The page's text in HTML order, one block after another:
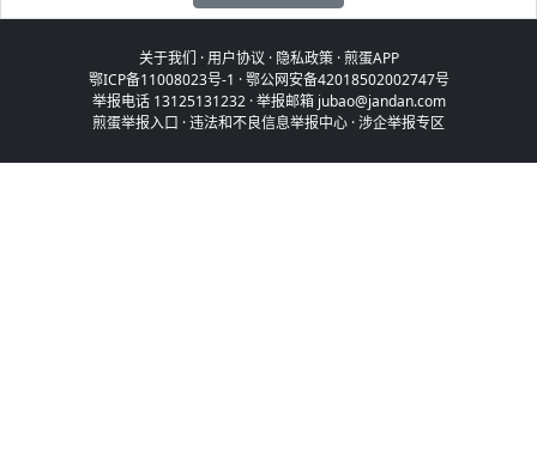
关于我们 ·用户协议 · 隐私政策·煎蛋APP
鄂ICP备11008023号-1 ·鄂公网安备42018502002747号
举报电话 13125131232 · 举报邮箱 jubao@jandan.com
煎蛋举报入口 ·违法和不良信息举报中心 ·涉企举报专区